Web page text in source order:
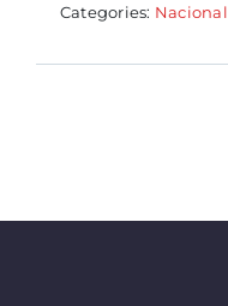
Categories: Nacional